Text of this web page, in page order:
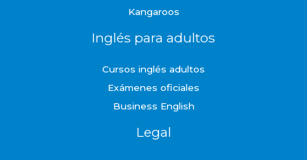
Kangaroos
Inglés para adultos
Cursos inglés adultos
Exámenes oficiales
Business English
Legal